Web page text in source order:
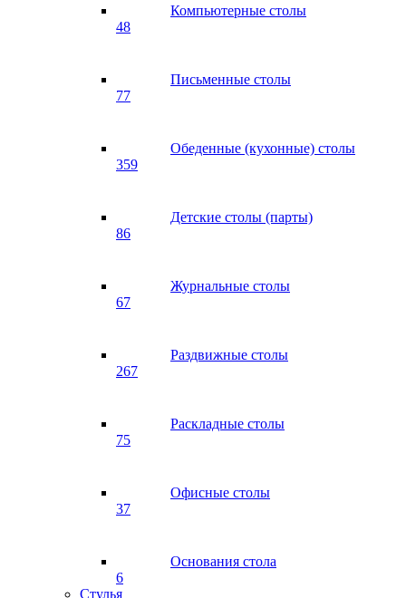
Компьютерные столы
48
Письменные столы
77
Обеденные (кухонные) столы
359
Детские столы (парты)
86
Журнальные столы
67
Раздвижные столы
267
Раскладные столы
75
Офисные столы
37
Основания стола
6
Стулья